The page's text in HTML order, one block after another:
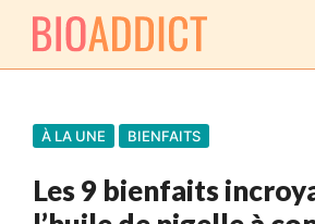
Aller
contenu
À LA UNE BIENFAITS
Les 9 bienfaits